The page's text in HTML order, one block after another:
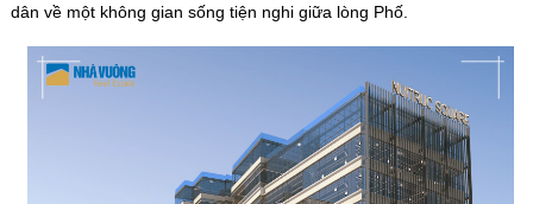
dân về một không gian sống tiện nghi giữa lòng Phố.